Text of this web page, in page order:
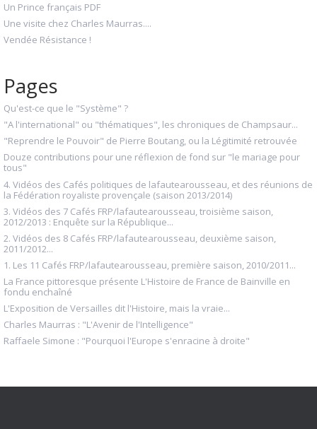
Un Prince français PDF
Une visite chez Charles Maurras....
Vendée Résistance !
Pages
Qu'est-ce que le "Système" ?
"A l'international" ou "thématiques", les chroniques de Champsaur...
"Reprendre le Pouvoir" de Pierre Boutang, ou la Légitimité retrouvée
Douze contributions pour une réflexion de fond sur "le mariage pour
tous"
4. Vidéos des Cafés politiques de lafautearousseau, et des réunions de
la Fédération royaliste provençale (saison 2013/2014)
3. Vidéos des 7 Cafés FRP/lafautearousseau, troisième saison,
2012/2013 : Enquête sur la République...
2. Vidéos des 8 Cafés FRP/lafautearousseau, deuxième saison,
2011/2012...
1. Les 11 Cafés FRP/lafautearousseau, première saison, 2010/2011...
La France pittoresque présente L'Histoire de France de Bainville en
fondu enchaîné
L'Exposition de Versailles dit l'Histoire, mais la vraie...
Charles Maurras : "L'Avenir de l'Intelligence"
Raffaele Simone : "Pourquoi l'Europe s'enracine à droite"